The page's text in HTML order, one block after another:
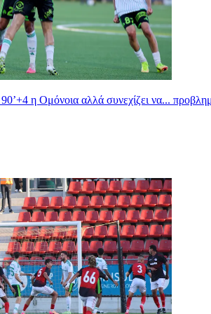
η Ομόνοια αλλά συνεχίζει να...